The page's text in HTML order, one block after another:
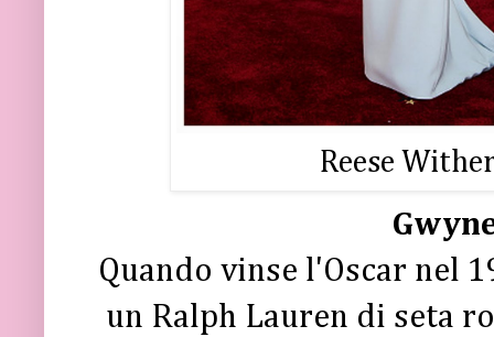
Reese
Quando vinse l'Oscar nel
un Ralph Lauren di seta